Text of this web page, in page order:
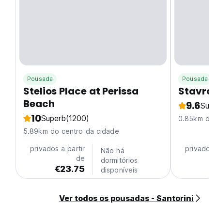
Pousada
Stelios Place at Perissa
Beach
10Superb(1200)
5.89km do centro da cidade
privados a partir
de
€23.75
Não há
dormitórios
disponíveis
Pousada
9.6
0.85km do
privados
Ver todos os pousadas - Santorini